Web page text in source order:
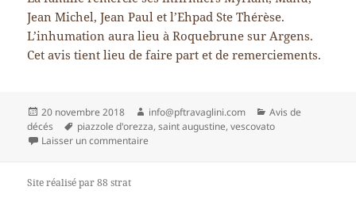
Jean Michel, Jean Paul et l’Ehpad Ste Thérèse.
L’inhumation aura lieu à Roquebrune sur Argens.
Cet avis tient lieu de faire part et de remerciements.
Publié
le
20 novembre 2018 Auteur
info@pftravaglini.com Catégories
Avis de
décés
Mots-
clés
piazzole d'orezza,saint augustine,vescovato
Laisser un commentaire
Site réalisé par 88 strat